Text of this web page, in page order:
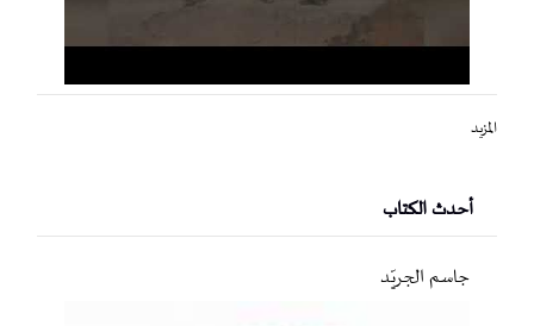
المزيد
أحدث الكتاب
جاسم الجريّد